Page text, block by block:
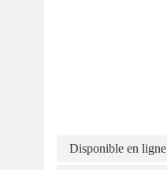
Disponible en ligne